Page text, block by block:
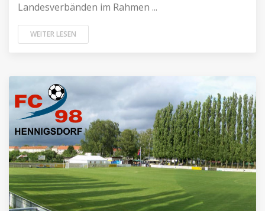
Landesverbänden im Rahmen ...
WEITER LESEN